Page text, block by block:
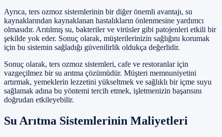
Ayrıca, ters ozmoz sistemlerinin bir diğer önemli avantajı, su
kaynaklarından kaynaklanan hastalıkların önlenmesine yardımcı
olmasıdır. Arıtılmış su, bakteriler ve virüsler gibi patojenleri etkili bir
şekilde yok eder. Sonuç olarak, müşterilerinizin sağlığını korumak
için bu sistemin sağladığı güvenilirlik oldukça değerlidir.
Sonuç olarak, ters ozmoz sistemleri, cafe ve restoranlar için
vazgeçilmez bir su arıtma çözümüdür. Müşteri memnuniyetini
artırmak, yemeklerin lezzetini yükseltmek ve sağlıklı bir içme suyu
sağlamak adına bu yöntemi tercih etmek, işletmenizin başarısını
doğrudan etkileyebilir.
Su Arıtma Sistemlerinin Maliyetleri